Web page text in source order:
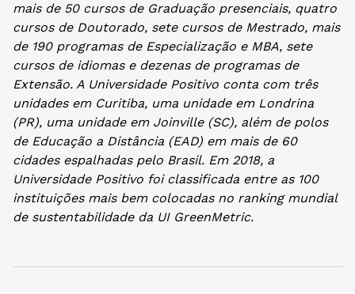
mais de 50 cursos de Graduação presenciais, quatro
cursos de Doutorado, sete cursos de Mestrado, mais
de 190 programas de Especialização e MBA, sete
cursos de idiomas e dezenas de programas de
Extensão. A Universidade Positivo conta com três
unidades em Curitiba, uma unidade em Londrina
(PR), uma unidade em Joinville (SC), além de polos
de Educação a Distância (EAD) em mais de 60
cidades espalhadas pelo Brasil. Em 2018, a
Universidade Positivo foi classificada entre as 100
instituições mais bem colocadas no ranking mundial
de sustentabilidade da UI GreenMetric.